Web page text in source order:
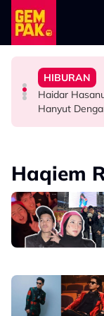
Skip to main content
HIBURAN
Bawa Anak
Doktor
HIBURAN
Haidar
Hanyut
HIBURAN
"Saya Ingat
SELEBRITI
Syida Melvin
Peguam,
Bagi Peluang
Haqiem